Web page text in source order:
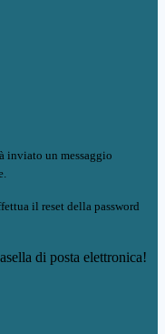
inviato un messaggio
il reset della password
di posta elettronica!